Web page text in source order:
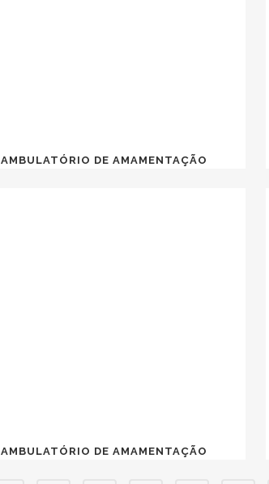
AMBULATÓRIO DE AMAMENTAÇÃO
AMBULATÓRIO DE AMAMENTAÇÃO